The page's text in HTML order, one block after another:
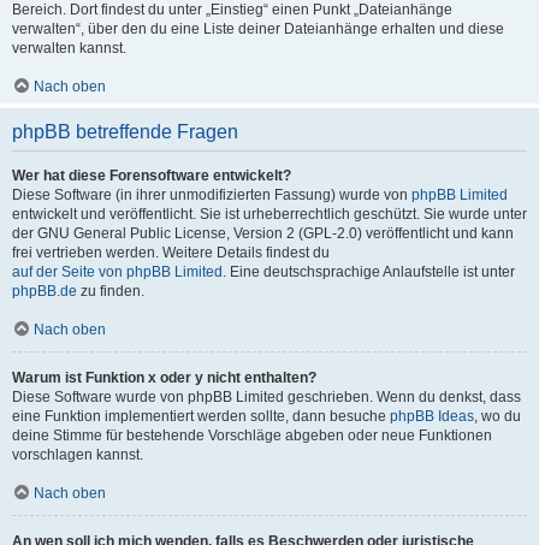
Bereich. Dort findest du unter „Einstieg“ einen Punkt „Dateianhänge
verwalten“, über den du eine Liste deiner Dateianhänge erhalten und diese
verwalten kannst.
Nach oben
phpBB betreffende Fragen
Wer hat diese Forensoftware entwickelt?
Diese Software (in ihrer unmodifizierten Fassung) wurde von phpBB Limited
entwickelt und veröffentlicht. Sie ist urheberrechtlich geschützt. Sie wurde unter
der GNU General Public License, Version 2 (GPL-2.0) veröffentlicht und kann
frei vertrieben werden. Weitere Details findest du
auf der Seite von phpBB Limited . Eine deutschsprachige Anlaufstelle ist unter
phpBB.de zu finden.
Nach oben
Warum ist Funktion x oder y nicht enthalten?
Diese Software wurde von phpBB Limited geschrieben. Wenn du denkst, dass
eine Funktion implementiert werden sollte, dann besuche phpBB Ideas, wo du
deine Stimme für bestehende Vorschläge abgeben oder neue Funktionen
vorschlagen kannst.
Nach oben
An wen soll ich mich wenden, falls es Beschwerden oder juristische